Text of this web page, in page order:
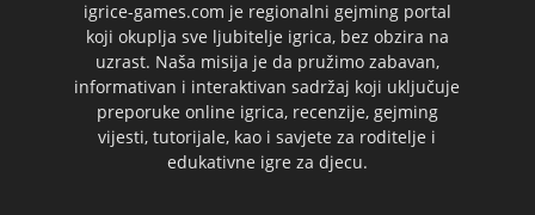
igrice-games.com je regionalni gejming portal
koji okuplja sve ljubitelje igrica, bez obzira na
uzrast. Naša misija je da pružimo zabavan,
informativan i interaktivan sadržaj koji uključuje
preporuke online igrica, recenzije, gejming
vijesti, tutorijale, kao i savjete za roditelje i
edukativne igre za djecu.